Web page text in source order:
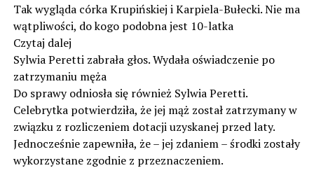
Tak wygląda córka Krupińskiej i Karpiela-Bułecki. Nie ma
wątpliwości, do kogo podobna jest 10-latka
Czytaj dalej
Sylwia Peretti zabrała głos. Wydała oświadczenie po
zatrzymaniu męża
Do sprawy odniosła się również Sylwia Peretti.
Celebrytka potwierdziła, że jej mąż został zatrzymany w
związku z rozliczeniem dotacji uzyskanej przed laty.
Jednocześnie zapewniła, że – jej zdaniem – środki zostały
wykorzystane zgodnie z przeznaczeniem.